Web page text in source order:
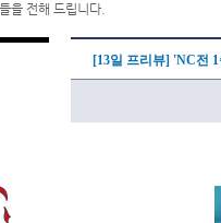
을 전해 드립니다.
[13일 프리뷰] 'NC전